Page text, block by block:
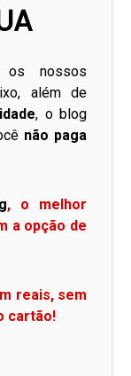
os nossos
além de
, o blog
não paga
, o melhor
a opção de
reais, sem
cartão!